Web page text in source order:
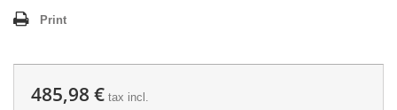
Print
485,98 € tax incl.